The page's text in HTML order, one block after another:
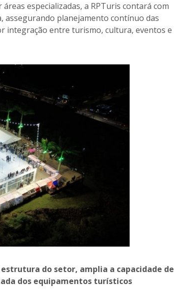
especializadas, a RPTuris contará com
assegurando planejamento contínuo das
integração entre turismo, cultura, eventos e
do setor, amplia a capacidade de
dos equipamentos turísticos